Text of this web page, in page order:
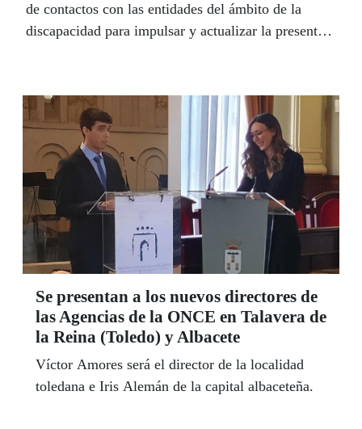
de contactos con las entidades del ámbito de la
discapacidad para impulsar y actualizar la presente
avances y mandatos legales en este ámbito.
Se presentan a los nuevos directores de
las Agencias de la ONCE en Talavera de
la Reina (Toledo) y Albacete
Víctor Amores será el director de la localidad
toledana e Iris Alemán de la capital albaceteña.